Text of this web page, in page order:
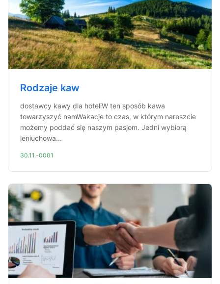
Rodzaje kaw
dostawcy kawy dla hoteliW ten sposób kawa
towarzyszyć namWakacje to czas, w którym nareszcie
możemy poddać się naszym pasjom. Jedni wybiorą
leniuchowa...
30.11.-0001